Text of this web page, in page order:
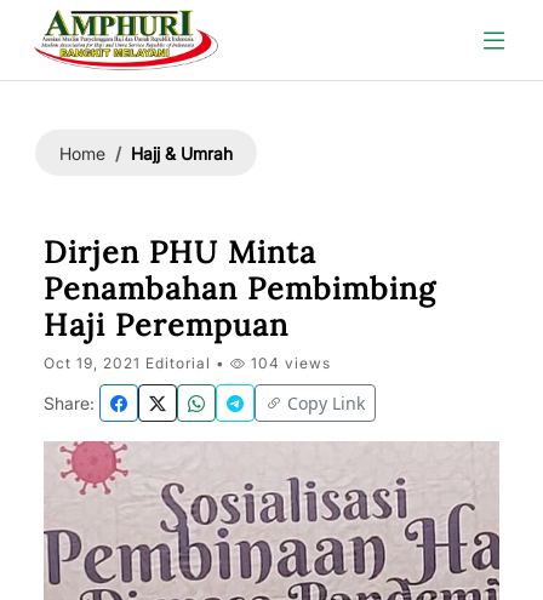
Home Hajj & Umrah
Dirjen PHU Minta
Penambahan Pembimbing
Haji Perempuan
Oct 19, 2021 Editorial • 104 views
Share: Copy Link